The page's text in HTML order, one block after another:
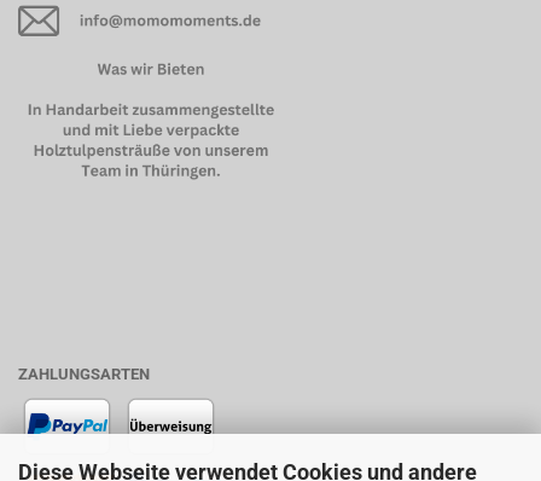
Diese Webseite verwendet Cookies und andere
ZAHLUNGSARTEN